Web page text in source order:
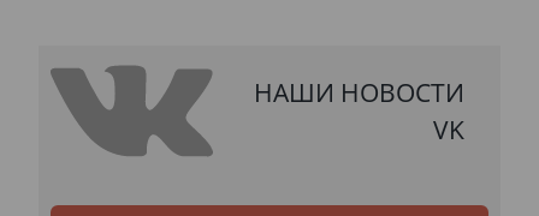
НАШИ НОВОСТИ
VK